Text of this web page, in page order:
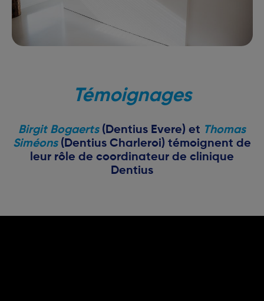
Témoignages
Birgit Bogaerts(Dentius Evere) et Thomas
Siméons(Dentius Charleroi) témoignent de
leur rôle de coordinateur de clinique
Dentius